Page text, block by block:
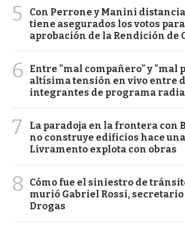
5
Con Perrone y Manini
tiene asegurados los votos
aprobación de la Rendición de
6
Entre "mal compañero" y "mal
altísima tensión en vivo entre
integrantes de programa
7
La paradoja en la frontera con
no construye edificios hace
Livramento explota con obras
8
Cómo fue el siniestro de
murió Gabriel Rossi,
Drogas